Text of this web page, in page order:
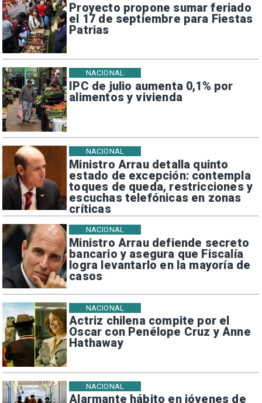
Proyecto propone sumar feriado
el 17 de septiembre para Fiestas
Patrias
IPC de julio aumenta 0,1% por
alimentos y vivienda
NACIONAL
Ministro Arrau detalla quinto
estado de excepción: contempla
toques de queda, restricciones y
escuchas telefónicas en zonas
críticas
NACIONAL
Ministro Arrau defiende secreto
bancario y asegura que Fiscalía
logra levantarlo en la mayoría de
casos
NACIONAL
Actriz chilena compite por el
Oscar con Penélope Cruz y Anne
Hathaway
NACIONAL
Alarmante hábito en jóvenes de
NACIONAL